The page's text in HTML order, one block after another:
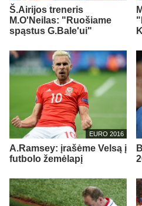
Š.Airijos treneris
M.O'Neilas: "Ruošiame
spąstus G.Bale'ui"
EURO 2016
A.Ramsey: įrašėme Velsą į
futbolo žemėlapį